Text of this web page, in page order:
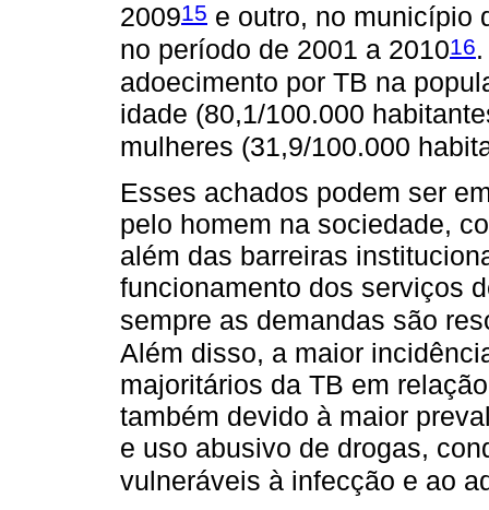
200915 e outro, no município
no período de 2001 a 201016
adoecimento por TB na
idade (80,1/100.000
mulheres (31,9/100.000
Esses achados podem ser
pelo homem na sociedade,
além das barreiras
funcionamento dos serviços
sempre as demandas são
Além disso, a maior
majoritários da TB em
também devido à maior
e uso abusivo de drogas,
vulneráveis à infecção e ao